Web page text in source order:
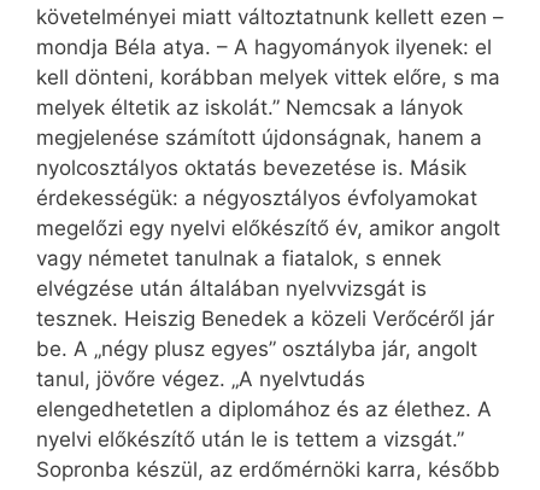
követelményei miatt változtatnunk kellett ezen –
mondja Béla atya. – A hagyományok ilyenek: el
kell dönteni, korábban melyek vittek előre, s ma
melyek éltetik az iskolát.” Nemcsak a lányok
megjelenése számított újdonságnak, hanem a
nyolcosztályos oktatás bevezetése is. Másik
érdekességük: a négyosztályos évfolyamokat
megelőzi egy nyelvi előkészítő év, amikor angolt
vagy németet tanulnak a fiatalok, s ennek
elvégzése után általában nyelvvizsgát is
tesznek. Heiszig Benedek a közeli Verőcéről jár
be. A „négy plusz egyes” osztályba jár, angolt
tanul, jövőre végez. „A nyelvtudás
elengedhetetlen a diplomához és az élethez. A
nyelvi előkészítő után le is tettem a vizsgát.”
Sopronba készül, az erdőmérnöki karra, később